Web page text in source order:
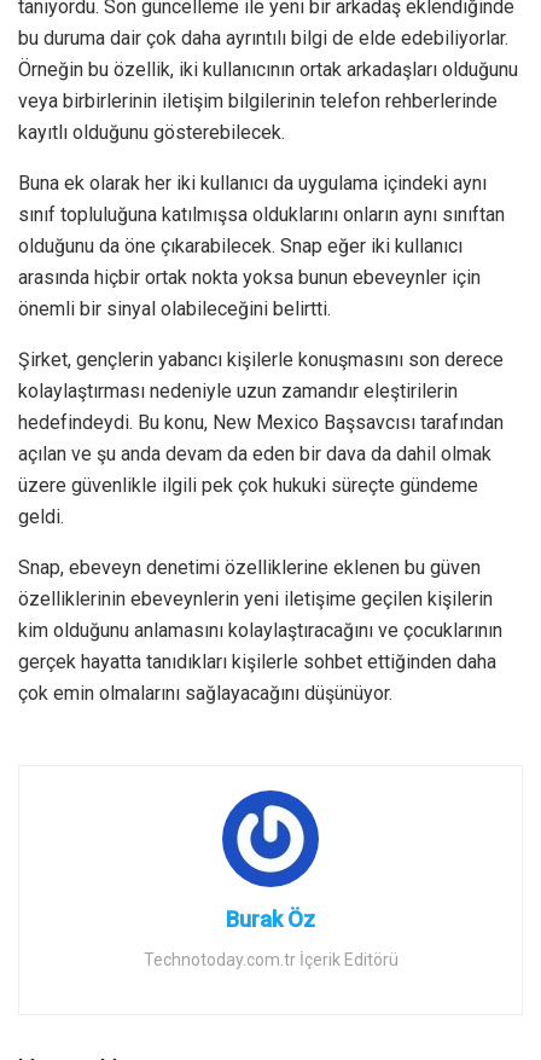
tanıyordu. Son güncelleme ile yeni bir arkadaş eklendiğinde
bu duruma dair çok daha ayrıntılı bilgi de elde edebiliyorlar.
Örneğin bu özellik, iki kullanıcının ortak arkadaşları olduğunu
veya birbirlerinin iletişim bilgilerinin telefon rehberlerinde
kayıtlı olduğunu gösterebilecek.
Buna ek olarak her iki kullanıcı da uygulama içindeki aynı
sınıf topluluğuna katılmışsa olduklarını onların aynı sınıftan
olduğunu da öne çıkarabilecek. Snap eğer iki kullanıcı
arasında hiçbir ortak nokta yoksa bunun ebeveynler için
önemli bir sinyal olabileceğini belirtti.
Şirket, gençlerin yabancı kişilerle konuşmasını son derece
kolaylaştırması nedeniyle uzun zamandır eleştirilerin
hedefindeydi. Bu konu, New Mexico Başsavcısı tarafından
açılan ve şu anda devam da eden bir dava da dahil olmak
üzere güvenlikle ilgili pek çok hukuki süreçte gündeme
geldi.
Snap, ebeveyn denetimi özelliklerine eklenen bu güven
özelliklerinin ebeveynlerin yeni iletişime geçilen kişilerin
kim olduğunu anlamasını kolaylaştıracağını ve çocuklarının
gerçek hayatta tanıdıkları kişilerle sohbet ettiğinden daha
çok emin olmalarını sağlayacağını düşünüyor.
Burak Öz
Technotoday.com.tr İçerik Editörü